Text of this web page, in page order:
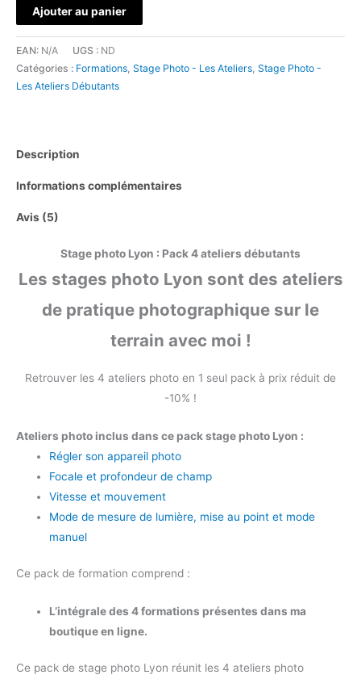
quantité
de
Stage
photo
Lyon
complet
ateliers
Ajouter au panier
EAN: N/A UGS : ND
Catégories : Formations Stage Photo - Les Ateliers Stage Photo -
Les Ateliers Débutants
Description
Informations complémentaires
Avis (5)
Stage photo Lyon : Pack 4 ateliers débutants
Les stages photo Lyon sont des ateliers
de pratique photographique sur le
terrain avec moi !
Retrouver les 4 ateliers photo en 1 seul pack à prix réduit de
-10% !
Ateliers photo inclus dans ce pack stage photo Lyon :
Régler son appareil photo
Focale et profondeur de champ
Vitesse et mouvement
Mode de mesure de lumière, mise au point et mode
manuel
Ce pack de formation comprend :
L’intégrale des 4 formations présentes dans ma
boutique en ligne.
Ce pack de stage photo Lyon réunit les 4 ateliers photo